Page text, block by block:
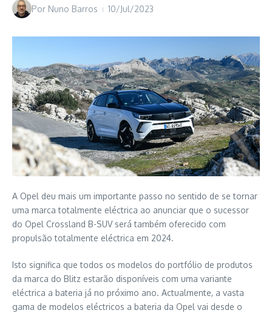
Por Nuno Barros 10/Jul/2023
A Opel deu mais um importante passo no sentido de se tornar
uma marca totalmente eléctrica ao anunciar que o sucessor
do Opel Crossland B-SUV será também oferecido com
propulsão totalmente eléctrica em 2024.
Isto significa que todos os modelos do portfólio de produtos
da marca do Blitz estarão disponíveis com uma variante
eléctrica a bateria já no próximo ano. Actualmente, a vasta
gama de modelos eléctricos a bateria da Opel vai desde o